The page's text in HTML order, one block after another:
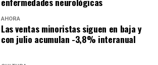
AHORA
Las ventas minoristas siguen en baja y
con julio acumulan -3,8% interanual